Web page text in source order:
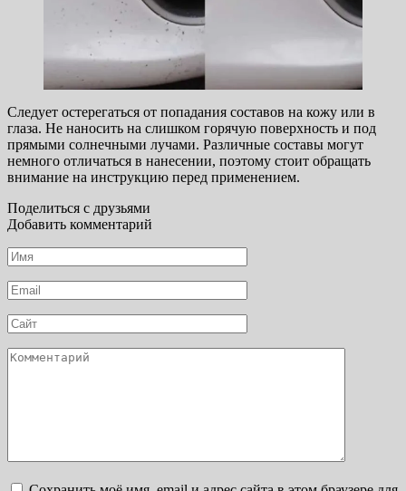
Следует остерегаться от попадания составов на кожу или в
глаза. Не наносить на слишком горячую поверхность и под
прямыми солнечными лучами. Различные составы могут
немного отличаться в нанесении, поэтому стоит обращать
внимание на инструкцию перед применением.
Поделиться с друзьями
Добавить комментарий
Имя
*
Email
*
Сайт
Комментарий